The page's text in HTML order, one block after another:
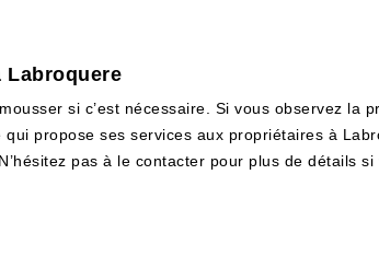
Labroquere
si c’est nécessaire. Si vous observez la
propose ses services aux propriétaires à
pas à le contacter pour plus de détails si